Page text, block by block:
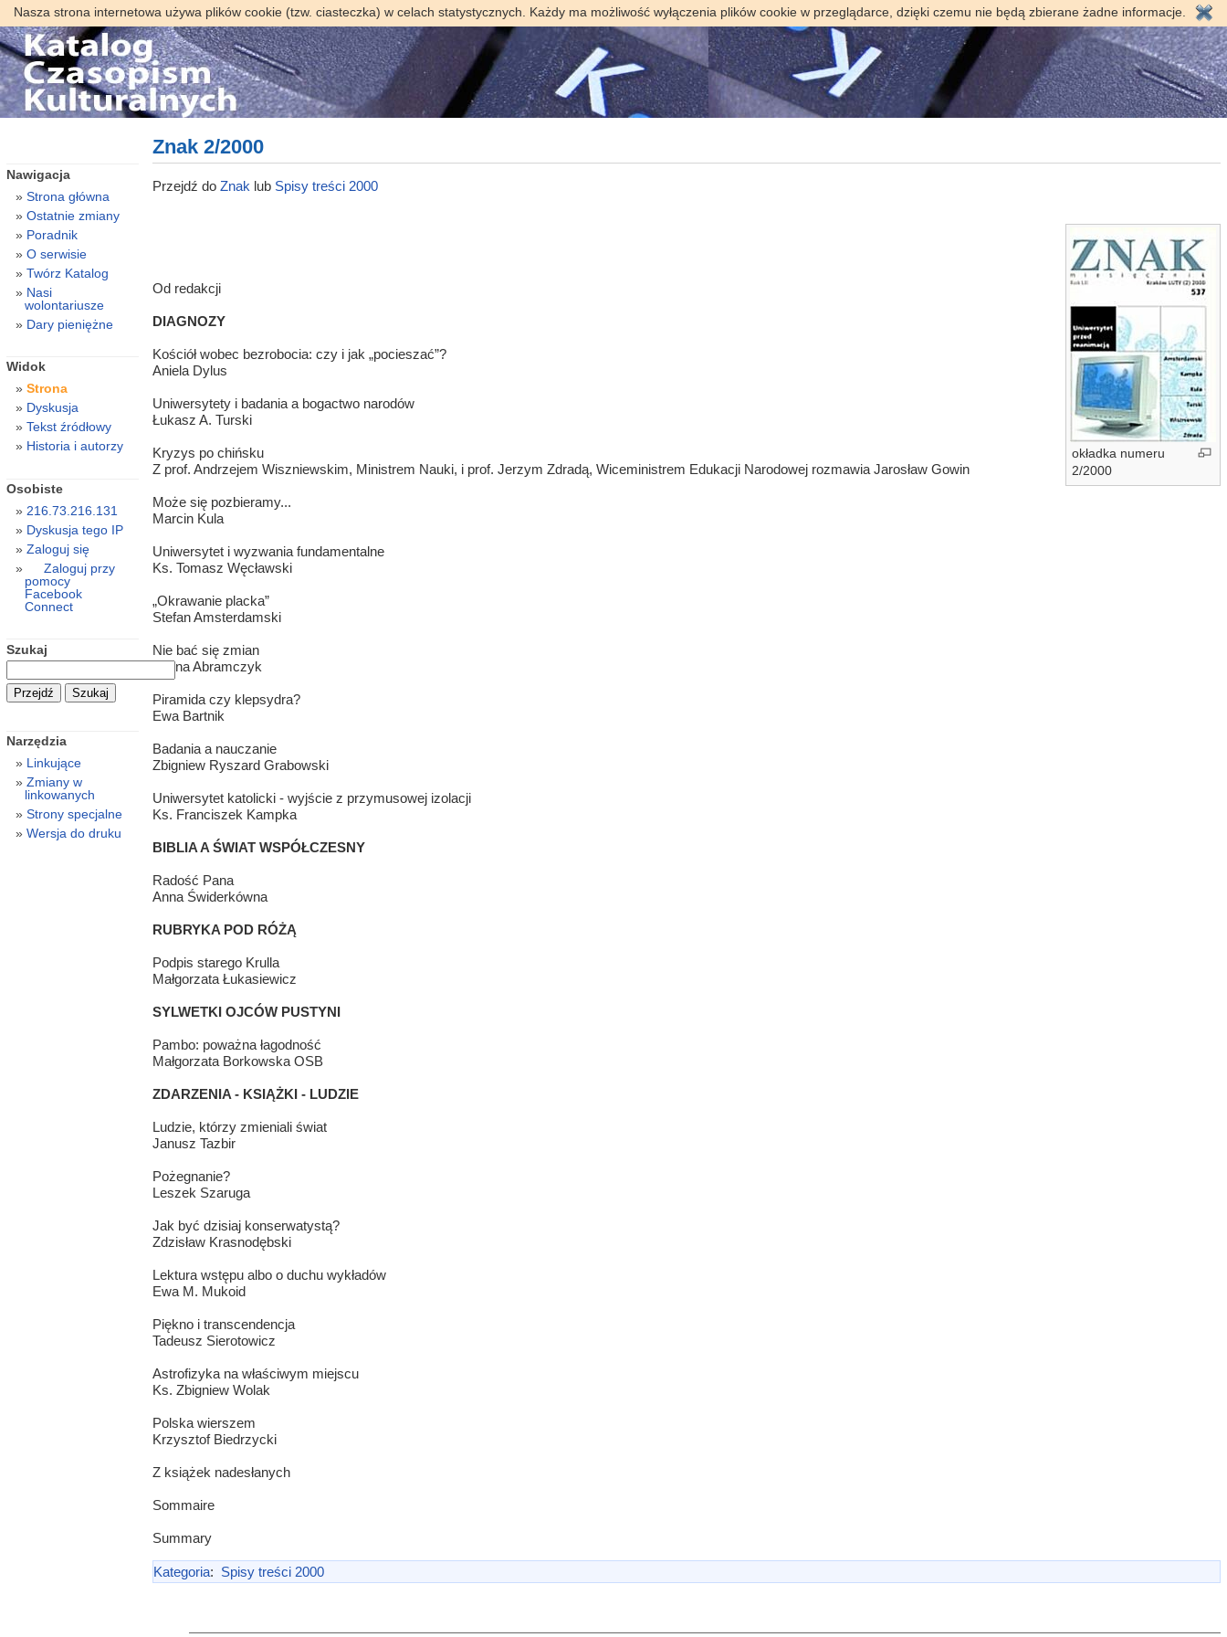
Nasza strona internetowa używa plików cookie (tzw. ciasteczka) w celach statystycznych. Każdy ma możliwość wyłączenia plików cookie w przeglądarce, dzięki czemu nie będą zbierane żadne informacje.
Znak 2/2000
Przejdź do Znak lub Spisy treści 2000
okładka numeru
2/2000
Od redakcji
DIAGNOZY
Kościół wobec bezrobocia: czy i jak „pocieszać”?
Aniela Dylus
Uniwersytety i badania a bogactwo narodów
Łukasz A. Turski
Kryzys po chińsku
Z prof. Andrzejem Wiszniewskim, Ministrem Nauki, i prof. Jerzym Zdradą, Wiceministrem Edukacji Narodowej rozmawia Jarosław Gowin
Może się pozbieramy...
Marcin Kula
Uniwersytet i wyzwania fundamentalne
Ks. Tomasz Węcławski
„Okrawanie placka”
Stefan Amsterdamski
Nie bać się zmian
Halina Abramczyk
Piramida czy klepsydra?
Ewa Bartnik
Badania a nauczanie
Zbigniew Ryszard Grabowski
Uniwersytet katolicki - wyjście z przymusowej izolacji
Ks. Franciszek Kampka
BIBLIA A ŚWIAT WSPÓŁCZESNY
Radość Pana
Anna Świderkówna
RUBRYKA POD RÓŻĄ
Podpis starego Krulla
Małgorzata Łukasiewicz
SYLWETKI OJCÓW PUSTYNI
Pambo: poważna łagodność
Małgorzata Borkowska OSB
ZDARZENIA - KSIĄŻKI - LUDZIE
Ludzie, którzy zmieniali świat
Janusz Tazbir
Pożegnanie?
Leszek Szaruga
Jak być dzisiaj konserwatystą?
Zdzisław Krasnodębski
Lektura wstępu albo o duchu wykładów
Ewa M. Mukoid
Piękno i transcendencja
Tadeusz Sierotowicz
Astrofizyka na właściwym miejscu
Ks. Zbigniew Wolak
Polska wierszem
Krzysztof Biedrzycki
Z książek nadesłanych
Sommaire
Summary
Kategoria: Spisy treści 2000
Nawigacja
Strona główna
Ostatnie zmiany
Poradnik
O serwisie
Twórz Katalog
Nasi
wolontariusze
Dary pieniężne
Widok
Strona
Dyskusja
Tekst źródłowy
Historia i autorzy
Osobiste
216.73.216.131
Dyskusja tego IP
Zaloguj się
Zaloguj przy
pomocy
Facebook
Connect
Szukaj
Narzędzia
Linkujące
Zmiany w
linkowanych
Strony specjalne
Wersja do druku